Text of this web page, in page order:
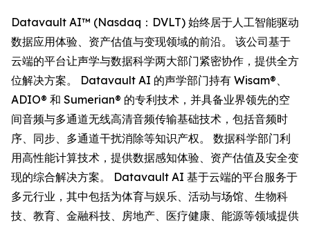
Datavault AI™ (Nasdaq：DVLT) 始终居于人工智能驱动
数据应用体验、资产估值与变现领域的前沿。 该公司基于
云端的平台让声学与数据科学两大部门紧密协作，提供全方
位解决方案。 Datavault AI 的声学部门持有 Wisam®、
ADIO® 和 Sumerian® 的专利技术，并具备业界领先的空
间音频与多通道无线高清音频传输基础技术，包括音频时
序、同步、多通道干扰消除等知识产权。 数据科学部门利
用高性能计算技术，提供数据感知体验、资产估值及安全变
现的综合解决方案。 Datavault AI 基于云端的平台服务于
多元行业，其中包括为体育与娱乐、活动与场馆、生物科
技、教育、金融科技、房地产、医疗健康、能源等领域提供